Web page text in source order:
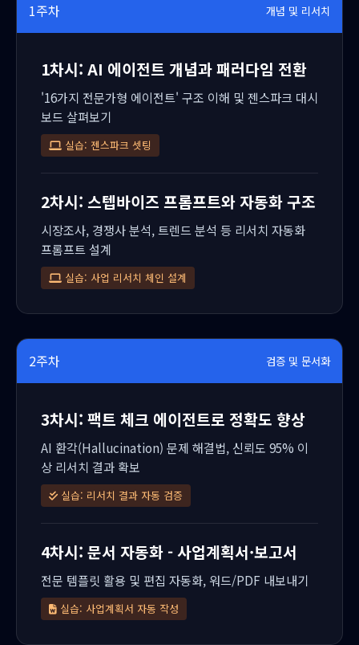
1주차 개념 및 리서치
1차시: AI 에이전트 개념과 패러다임 전환
'16가지 전문가형 에이전트' 구조 이해 및 젠스파크 대시
보드 살펴보기
실습: 젠스파크 셋팅
2차시: 스텝바이즈 프롬프트와 자동화 구조
시장조사, 경쟁사 분석, 트렌드 분석 등 리서치 자동화
프롬프트 설계
실습: 사업 리서치 체인 설계
2주차 검증 및 문서화
3차시: 팩트 체크 에이전트로 정확도 향상
AI 환각(Hallucination) 문제 해결법, 신뢰도 95% 이
상 리서치 결과 확보
실습: 리서치 결과 자동 검증
4차시: 문서 자동화 - 사업계획서·보고서
전문 템플릿 활용 및 편집 자동화, 워드/PDF 내보내기
실습: 사업계획서 자동 작성